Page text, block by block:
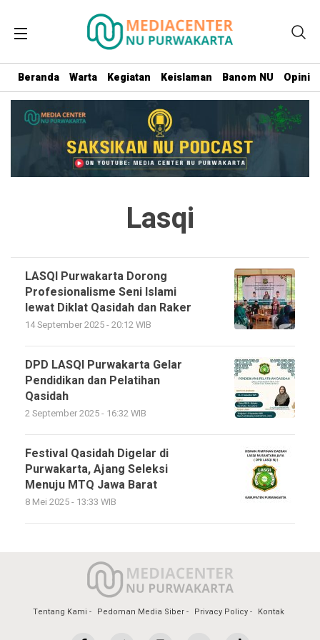
Beranda Warta Kegiatan Keislaman Banom NU Opini
Lasqi
LASQI Purwakarta Dorong
Profesionalisme Seni Islami
lewat Diklat Qasidah dan Raker
14 September 2025 - 20:12 WIB
DPD LASQI Purwakarta Gelar
Pendidikan dan Pelatihan
Qasidah
2 September 2025 - 16:32 WIB
Festival Qasidah Digelar di
Purwakarta, Ajang Seleksi
Menuju MTQ Jawa Barat
8 Mei 2025 - 13:33 WIB
Tentang Kami Pedoman Media Siber Privacy Policy Kontak